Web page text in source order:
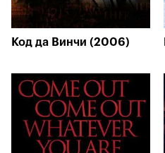
Код да Винчи (2006)